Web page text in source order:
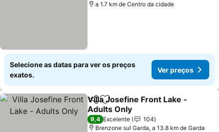
a 1.7 km de Centro da cidade
Selecione as datas para ver os preços
exatos.
Ver preços
PartilharAdicionar aos favoritos
Villa Josefine Front Lake -
Adults Only
Ver preços
9,4 Excelente
104
Brenzone sul Garda, a 13.8 km de Garda